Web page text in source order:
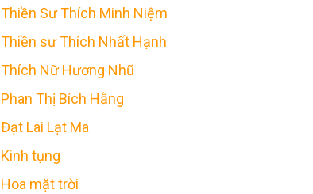
Thiền Sư Thích Minh Niệm
Thiền sư Thích Nhất Hạnh
Thích Nữ Hương Nhũ
Phan Thị Bích Hằng
Đạt Lai Lạt Ma
Kinh tụng
Hoa mặt trời